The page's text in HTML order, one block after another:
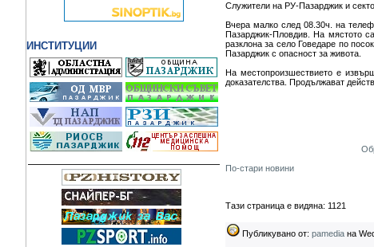
ИНСТИТУЦИИ
Служители на РУ-Пазарджик и
Вчера малко след 08.30ч. на
Пазарджик-Пловдив. На мястото
разклона за село Говедаре по
Пазарджик с опасност за живота.
На местопроизшествието е
доказателства. Продължават
По-стари новини
Тази страница е видяна: 1121
Публикувано от: pamedia на